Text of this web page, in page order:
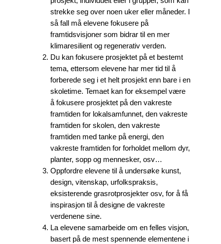
strekke seg over noen uker eller måneder. I
så fall må elevene fokusere på
framtidsvisjoner som bidrar til en mer
klimaresilient og regenerativ verden.
Du kan fokusere prosjektet på et bestemt
tema, ettersom elevene har mer tid til å
forberede seg i et helt prosjekt enn bare i en
skoletime. Temaet kan for eksempel være
å fokusere prosjektet på den vakreste
framtiden for lokalsamfunnet, den vakreste
framtiden for skolen, den vakreste
framtiden med tanke på energi, den
vakreste framtiden for forholdet mellom dyr,
planter, sopp og mennesker, osv…
Oppfordre elevene til å undersøke kunst,
design, vitenskap, urfolkspraksis,
eksisterende grasrotprosjekter osv, for å få
inspirasjon til å designe de vakreste
verdenene sine.
La elevene samarbeide om en felles visjon,
basert på de mest spennende elementene i